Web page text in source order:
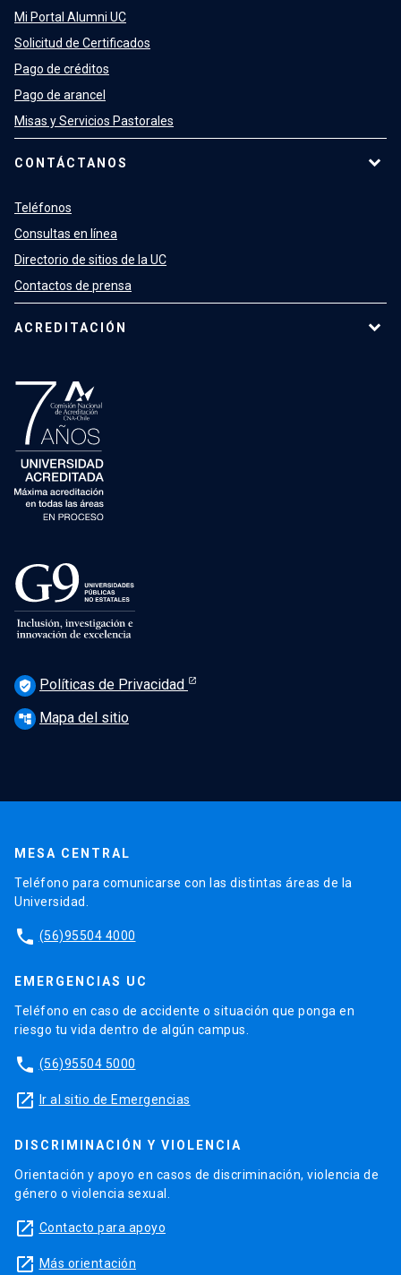
Mi Portal Alumni UC
Solicitud de Certificados
Pago de créditos
Pago de arancel
Misas y Servicios Pastorales
CONTÁCTANOS
Teléfonos
Consultas en línea
Directorio de sitios de la UC
Contactos de prensa
ACREDITACIÓN
verified_user Políticas de Privacidad
account_tree Mapa del sitio
MESA CENTRAL
Teléfono para comunicarse con las distintas áreas de la
Universidad.
phone (56)95504 4000
EMERGENCIAS UC
Teléfono en caso de accidente o situación que ponga en
riesgo tu vida dentro de algún campus.
phone (56)95504 5000
launch Ir al sitio de Emergencias
DISCRIMINACIÓN Y VIOLENCIA
Orientación y apoyo en casos de discriminación, violencia de
género o violencia sexual.
launch Contacto para apoyo
launch Más orientación